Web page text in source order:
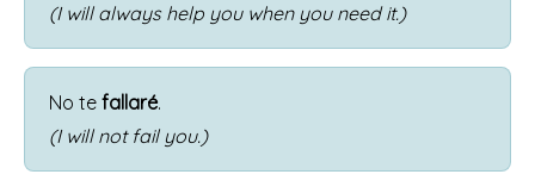
(I will always help you when you need it.)
No te fallaré.
(I will not fail you.)